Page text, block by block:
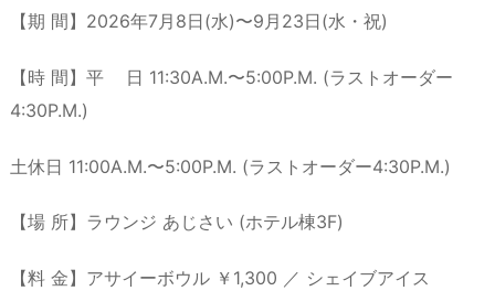
【期 間】2026年7月8日(水)〜9月23日(水・祝)
【時 間】平 日 11:30A.M.〜5:00P.M. (ラストオーダー
4:30P.M.)
土休日 11:00A.M.〜5:00P.M. (ラストオーダー4:30P.M.)
【場 所】ラウンジ あじさい (ホテル棟3F)
【料 金】アサイーボウル ￥1,300 ／ シェイブアイス